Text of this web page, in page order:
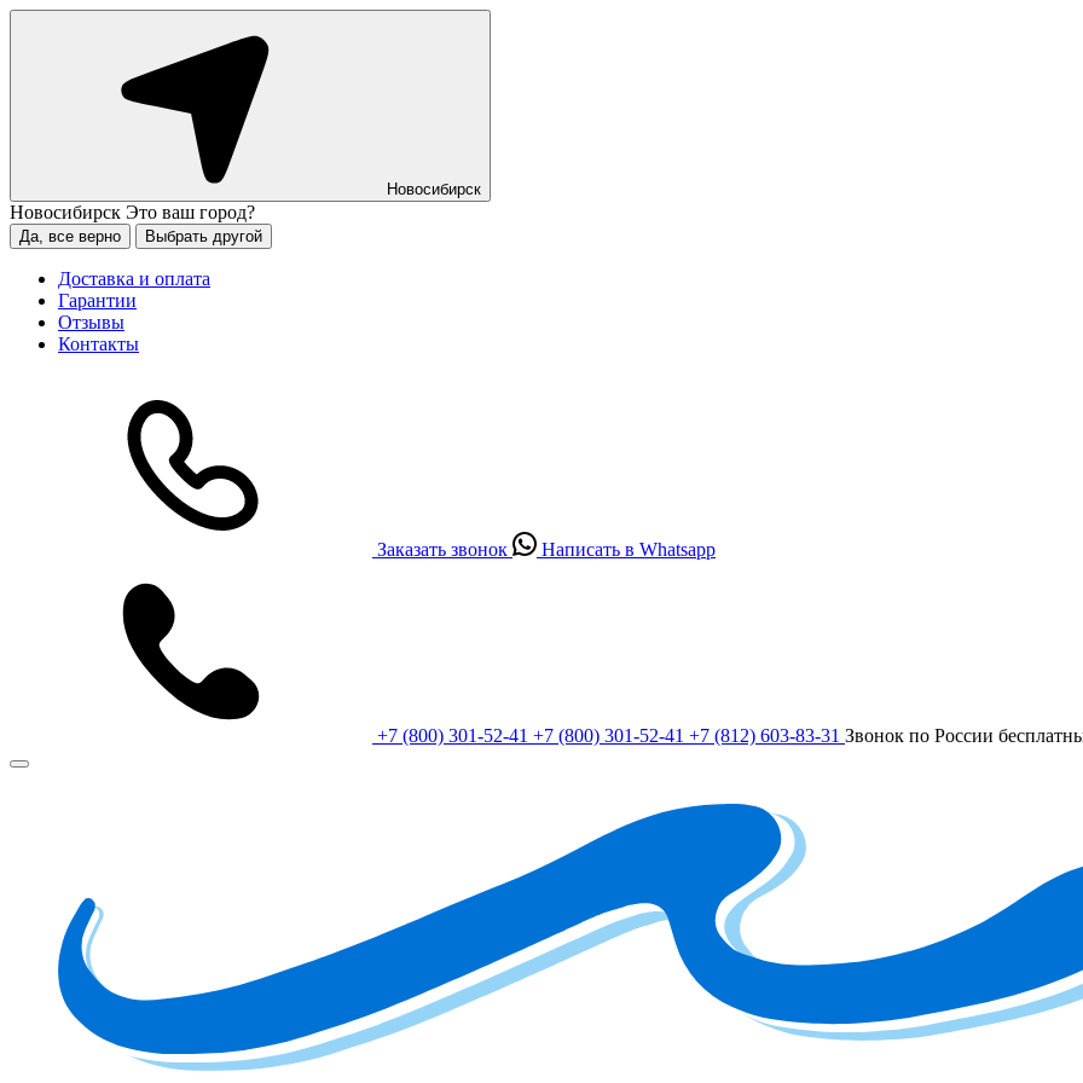
Новосибирск
Новосибирск Это ваш город?
Да, все верно Выбрать другой
Доставка и оплата
Гарантии
Отзывы
Контакты
Заказать звонок Написать в Whatsapp
+7 (800) 301-52-41 +7 (800) 301-52-41 +7 (812) 603-83-31 Звонок по России